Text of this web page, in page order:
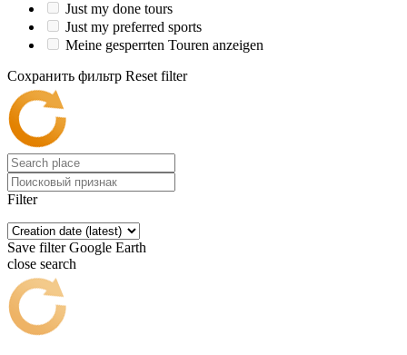
Just my done tours
Just my preferred sports
Meine gesperrten Touren anzeigen
Сохранить фильтр Reset filter
Filter
Save filter Google Earth
close search